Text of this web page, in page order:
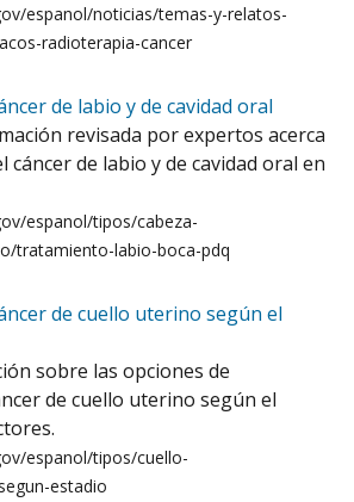
espanol/noticias/temas-y-relatos-
radioterapia-cancer
de labio y de cavidad oral
revisada por expertos acerca
de labio y de cavidad oral en
espanol/tipos/cabeza-
tratamiento-labio-boca-pdq
de cuello uterino según el
sobre las opciones de
de cuello uterino según el
espanol/tipos/cuello-
estadio